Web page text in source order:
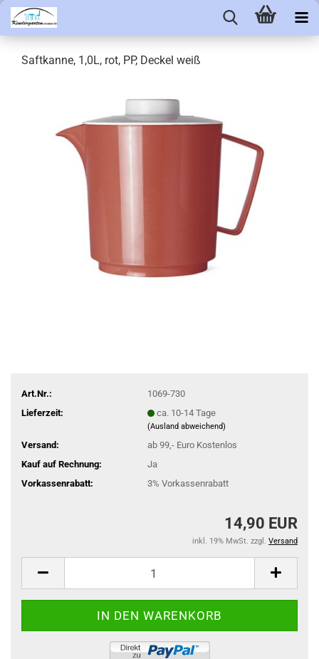
Saftkanne, 1,0L, rot, PP, Deckel weiß
Art.Nr.:
1069-730
Lieferzeit:
ca. 10-14 Tage
(Ausland abweichend)
Versand:
ab 99,- Euro Kostenlos
Kauf auf Rechnung:
Ja
Vorkassenrabatt:
3% Vorkassenrabatt
14,90 EUR
inkl. 19% MwSt. zzgl. Versand